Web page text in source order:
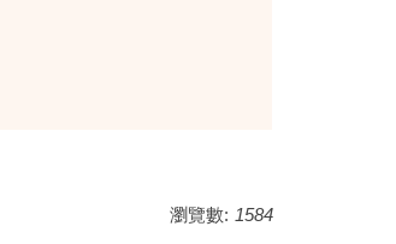
瀏覽數: 1584